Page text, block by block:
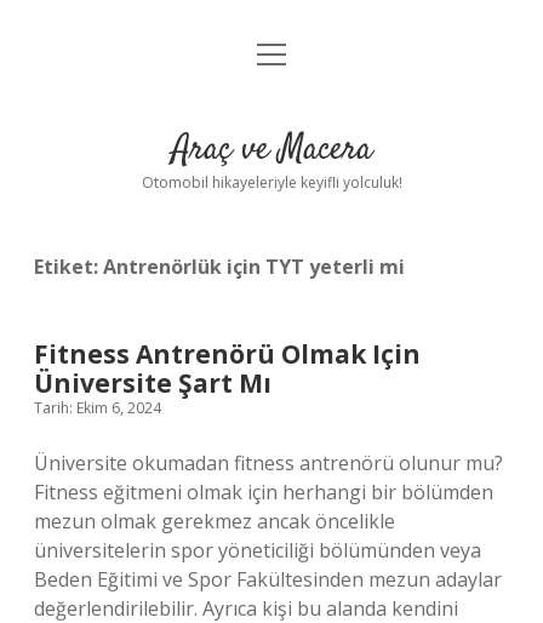
Anasayfa
Yasal Uyarı
menüyü
Araç ve Macera
Otomobil hikayeleriyle keyifli yolculuk!
Etiket:Antrenörlük için TYT yeterli mi
Fitness Antrenörü Olmak Için
Üniversite Şart Mı
Tarih: Ekim 6, 2024
Üniversite okumadan fitness antrenörü olunur mu?
Fitness eğitmeni olmak için herhangi bir bölümden
mezun olmak gerekmez ancak öncelikle
üniversitelerin spor yöneticiliği bölümünden veya
Beden Eğitimi ve Spor Fakültesinden mezun adaylar
değerlendirilebilir. Ayrıca kişi bu alanda kendini